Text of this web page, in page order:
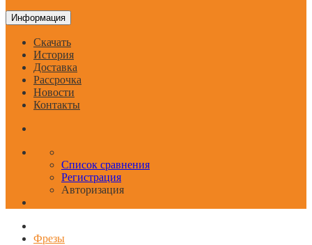
Информация
Скачать
История
Доставка
Рассрочка
Новости
Контакты
Список сравнения
Регистрация
Авторизация
Фрезы